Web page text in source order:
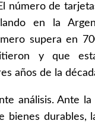
número de
en la
supera en
y que
años de la
análisis. Ante
bienes durables,